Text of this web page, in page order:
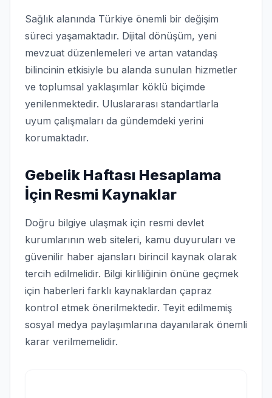
Sağlık alanında Türkiye önemli bir değişim
süreci yaşamaktadır. Dijital dönüşüm, yeni
mevzuat düzenlemeleri ve artan vatandaş
bilincinin etkisiyle bu alanda sunulan hizmetler
ve toplumsal yaklaşımlar köklü biçimde
yenilenmektedir. Uluslararası standartlarla
uyum çalışmaları da gündemdeki yerini
korumaktadır.
Gebelik Haftası Hesaplama
İçin Resmi Kaynaklar
Doğru bilgiye ulaşmak için resmi devlet
kurumlarının web siteleri, kamu duyuruları ve
güvenilir haber ajansları birincil kaynak olarak
tercih edilmelidir. Bilgi kirliliğinin önüne geçmek
için haberleri farklı kaynaklardan çapraz
kontrol etmek önerilmektedir. Teyit edilmemiş
sosyal medya paylaşımlarına dayanılarak önemli
karar verilmemelidir.